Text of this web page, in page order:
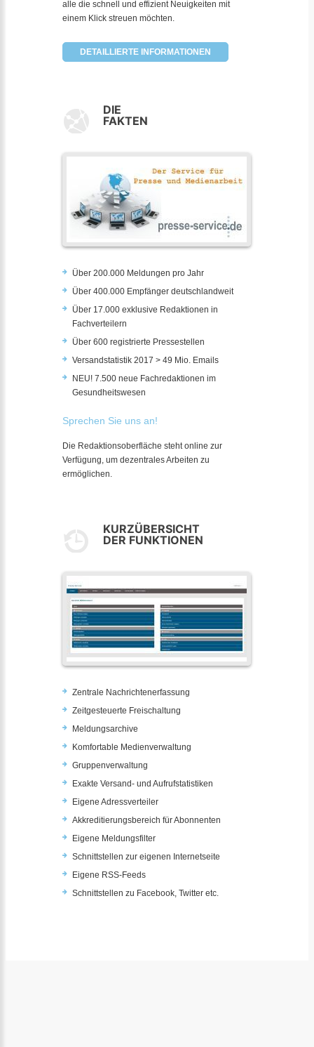
alle die schnell und effizient Neuigkeiten mit
einem Klick streuen möchten.
DETAILLIERTE INFORMATIONEN
DIE
FAKTEN
Über 200.000 Meldungen pro Jahr
Über 400.000 Empfänger deutschlandweit
Über 17.000 exklusive Redaktionen in
Fachverteilern
Über 600 registrierte Pressestellen
Versandstatistik 2017 > 49 Mio. Emails
NEU! 7.500 neue Fachredaktionen im
Gesundheitswesen
Sprechen Sie uns an!
Die Redaktionsoberfläche steht online zur
Verfügung, um dezentrales Arbeiten zu
ermöglichen.
KURZÜBERSICHT
DER FUNKTIONEN
Zentrale Nachrichtenerfassung
Zeitgesteuerte Freischaltung
Meldungsarchive
Komfortable Medienverwaltung
Gruppenverwaltung
Exakte Versand- und Aufrufstatistiken
Eigene Adressverteiler
Akkreditierungsbereich für Abonnenten
Eigene Meldungsfilter
Schnittstellen zur eigenen Internetseite
Eigene RSS-Feeds
Schnittstellen zu Facebook, Twitter etc.